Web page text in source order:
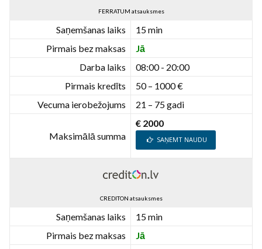
FERRATUM atsauksmes
Saņemšanas laiks
15 min
Pirmais bez maksas
Jā
Darba laiks
08:00 - 20:00
Pirmais kredīts
50 – 1000 €
Vecuma ierobežojums
21 – 75 gadi
Maksimālā summa
€ 2000
SAŅEMT NAUDU
CREDITON atsauksmes
Saņemšanas laiks
15 min
Pirmais bez maksas
Jā